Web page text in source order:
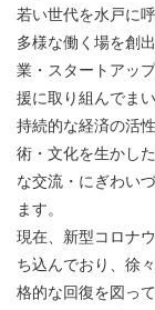
若い世代を水戸に
多様な働く場を創
業・スタートアッ
援に取り組んでまい
持続的な経済の活
術・文化を生かし
な交流・にぎわい
ます。
現在、新型コロナ
ち込んでおり、徐
格的な回復を図っ